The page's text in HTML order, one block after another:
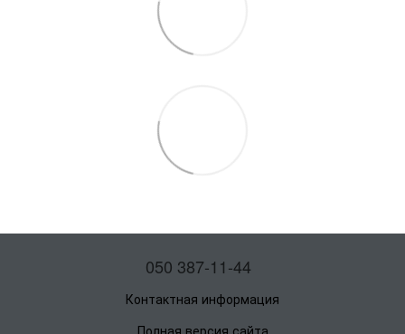
050 387-11-44
Контактная информация
Полная версия сайта